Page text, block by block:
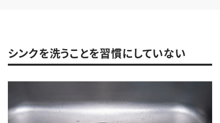
シンクを洗うことを習慣にしていない